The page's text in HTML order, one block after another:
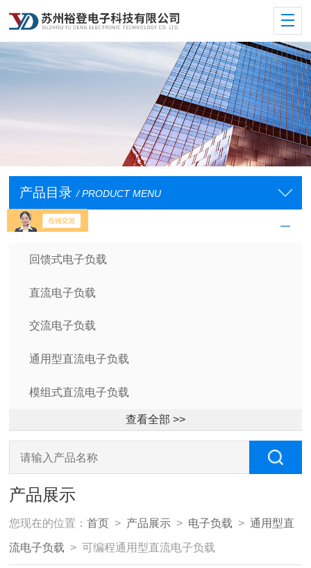
产品目录 / PRODUCT MENU
电子负载
回馈式电子负载
直流电子负载
交流电子负载
通用型直流电子负载
模组式直流电子负载
查看全部 >>
产品展示
您现在的位置：首页 > 产品展示 > 电子负载 >通用型直
流电子负载 > 可编程通用型直流电子负载